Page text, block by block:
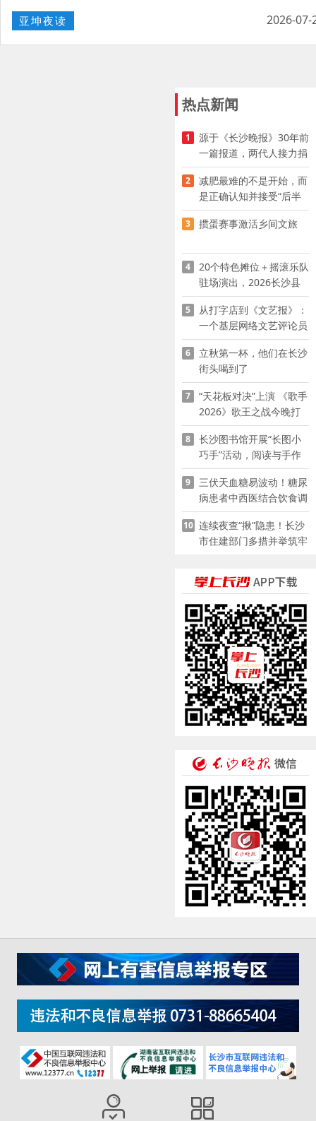
亚坤夜读 2026-07-
热点新闻
1
源于《长沙晚报》30年前
一篇报道，两代人接力捐
资助学
2
减肥最难的不是开始，而
是正确认知并接受“后半
程”
3 掼蛋赛事激活乡间文旅
4
20个特色摊位＋摇滚乐队
驻场演出，2026长沙县
夜市嘉年华启幕
5
从打字店到《文艺报》：
一个基层网络文艺评论员
的突围
6
立秋第一杯，他们在长沙
街头喝到了
7
“天花板对决”上演 《歌手
2026》歌王之战今晚打
响
8
长沙图书馆开展“长图小
巧手”活动，阅读与手作
赋能少儿暑期成长
9
三伏天血糖易波动！糖尿
病患者中西医结合饮食调
养指南
10 连续夜查“揪”隐患！长沙
市住建部门多措并举筑牢